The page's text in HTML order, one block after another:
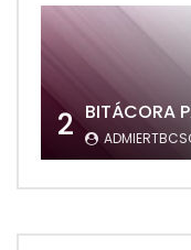
2 BITÁCORA